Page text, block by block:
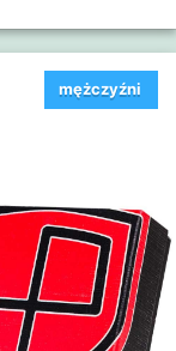
mężczyźni